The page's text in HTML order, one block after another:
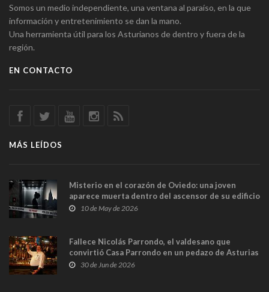
Somos un medio independiente, una ventana al paraíso, en la que
información y entretenimiento se dan la mano.
Una herramienta útil para los Asturianos de dentro y fuera de la
región.
EN CONTACTO
MÁS LEÍDOS
Misterio en el corazón de Oviedo: una joven
aparece muerta dentro del ascensor de su edificio
y las cámaras captan sus últimos minutos
10 de May de 2026
Fallece Nicolás Parrondo, el valdesano que
convirtió Casa Parrondo en un pedazo de Asturias
en Madrid
30 de Jun de 2026